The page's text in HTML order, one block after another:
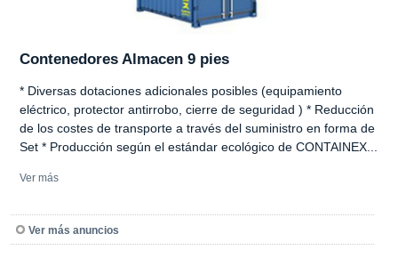
Contenedores Almacen 9 pies
* Diversas dotaciones adicionales posibles (equipamiento
eléctrico, protector antirrobo, cierre de seguridad ) * Reducción
de los costes de transporte a través del suministro en forma de
Set * Producción según el estándar ecológico de CONTAINEX...
Ver más
Ver más anuncios